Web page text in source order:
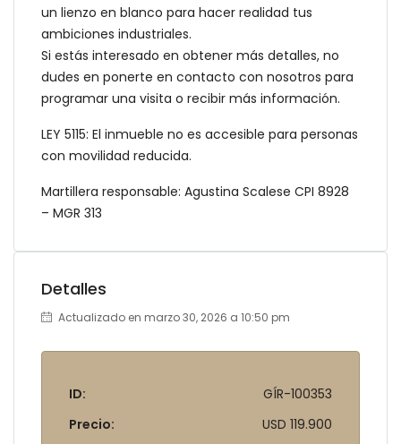
un lienzo en blanco para hacer realidad tus
ambiciones industriales.
Si estás interesado en obtener más detalles, no
dudes en ponerte en contacto con nosotros para
programar una visita o recibir más información.
LEY 5115: El inmueble no es accesible para personas
con movilidad reducida.
Martillera responsable: Agustina Scalese CPI 8928
– MGR 313
Detalles
Actualizado en marzo 30, 2026 a 10:50 pm
ID:
GÍR-100353
Precio:
USD 119.900